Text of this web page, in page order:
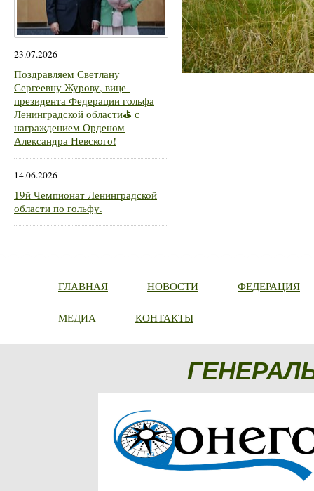
23.07.2026
Поздравляем Светлану
Сергеевну Журову, вице-
президента Федерации гольфа
Ленинградской области⛳ с
награждением Орденом
Александра Невского!
14.06.2026
19й Чемпионат Ленинградской
области по гольфу.
ГЛАВНАЯ НОВОСТИ ФЕДЕРАЦИЯ
МЕДИА КОНТАКТЫ